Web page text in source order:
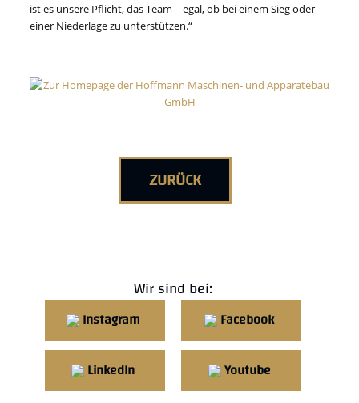
ist es unsere Pflicht, das Team – egal, ob bei einem Sieg oder
einer Niederlage zu unterstützen.“
ZURÜCK
Wir sind bei:
Instagram Facebook
LinkedIn Youtube